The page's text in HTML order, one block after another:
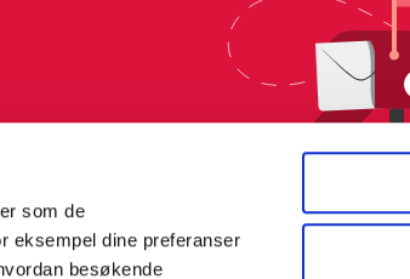
som de
eksempel dine preferanser
besøkende